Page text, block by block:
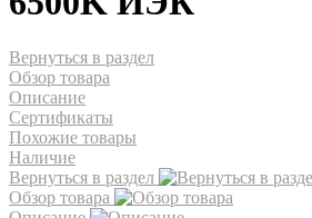
Вернуться в раздел
Обзор товара
Описание
Сертификаты
Похожие товары
Наличие
Вернуться в раздел
Обзор товара